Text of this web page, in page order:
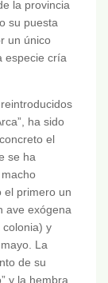
la provincia
su puesta
un único
especie cría
ha sido
el
se ha
el primero un
ave exógena
colonia) y
La
de su
y la hembra